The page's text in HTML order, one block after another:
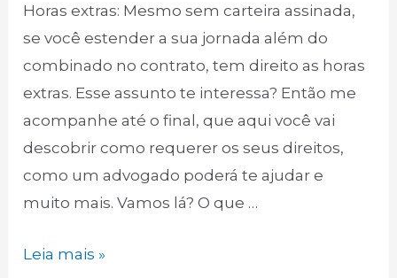
Horas extras: Mesmo sem carteira assinada,
se você estender a sua jornada além do
combinado no contrato, tem direito as horas
extras. Esse assunto te interessa? Então me
acompanhe até o final, que aqui você vai
descobrir como requerer os seus direitos,
como um advogado poderá te ajudar e
muito mais. Vamos lá? O que …
Trabalhador
Leia mais »